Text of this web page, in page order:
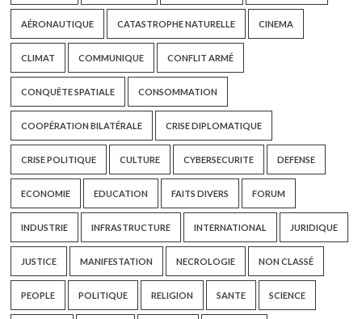
AÉRONAUTIQUE CATASTROPHE NATURELLE CINEMA
CLIMAT COMMUNIQUE CONFLIT ARMÉ
CONQUÊTE SPATIALE CONSOMMATION
COOPÉRATION BILATÉRALE CRISE DIPLOMATIQUE
CRISE POLITIQUE CULTURE CYBERSECURITE DEFENSE
ECONOMIE EDUCATION FAITS DIVERS FORUM
INDUSTRIE INFRASTRUCTURE INTERNATIONAL JURIDIQUE
JUSTICE MANIFESTATION NECROLOGIE NON CLASSÉ
PEOPLE POLITIQUE RELIGION SANTE SCIENCE